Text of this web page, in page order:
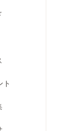
ト